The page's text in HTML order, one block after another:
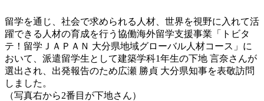
留学を通じ、社会で求められる人材、世界を視野に入れて活
躍できる人材の育成を行う協働海外留学支援事業「トビタ
テ！留学ＪＡＰＡＮ 大分県地域グローバル人材コース」に
おいて、派遣留学生として建築学科1年生の下地 言奈さんが
選出され、出発報告のため広瀬 勝貞 大分県知事を表敬訪問
しました。
（写真右から2番目が下地さん）